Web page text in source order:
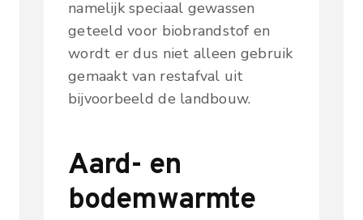
namelijk speciaal gewassen
geteeld voor biobrandstof en
wordt er dus niet alleen gebruik
gemaakt van restafval uit
bijvoorbeeld de landbouw.
Aard- en
bodemwarmte